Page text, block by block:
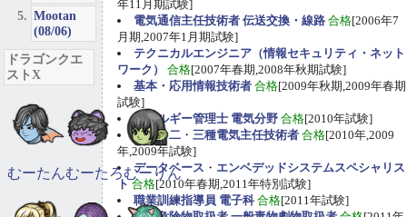
年11月期試験]
電気通信主任技術者 伝送交換・線路 合格[2006年7
月期,2007年1月期試験]
テクニカルエンジニア（情報セキュリティ・ネット
ワーク）
合格[2007年春期,2008年秋期試験]
基本・応用情報技術者 合格[2009年秋期,2009年春期
試験]
エネルギー管理士 電気分野 合格[2010年試験]
第一・二 ・ 三種電気主任技術者 合格[2010年,2009
年,2009年試験]
データベース ・ エンベデッドシステムスペシャリス
ト 合格[2010年春期,2011年特別試験]
職業訓練指導員 電子科 合格[2011年試験]
Mootan
(08/06)
ドラゴンクエ
ストX
むーたんむーたろむーりん